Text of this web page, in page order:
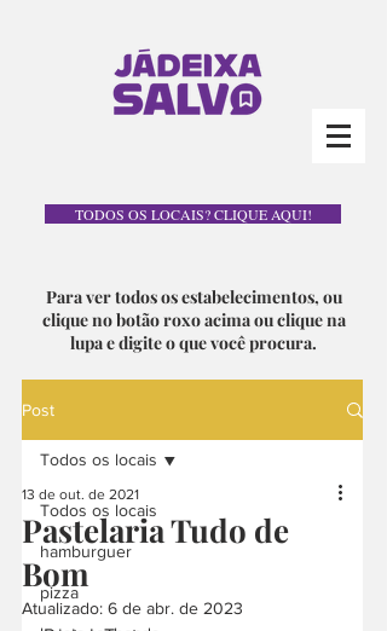
TODOS OS LOCAIS? CLIQUE AQUI!
Para ver todos os estabelecimentos, ou
clique no botão roxo acima ou clique na
lupa e digite o que você procura.
Post
Todos os locais
hamburguer
pizza
Todos os locais
Pastelaria Tudo de
Bom
13 de out. de 2021
Atualizado: 6 de abr. de 2023